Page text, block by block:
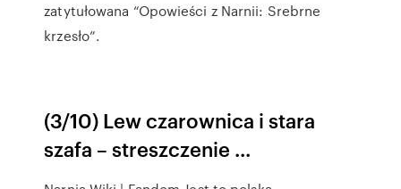
zatytułowana “Opowieści z Narnii: Srebrne
krzesło”.
(3/10) Lew czarownica i stara
szafa – streszczenie ...